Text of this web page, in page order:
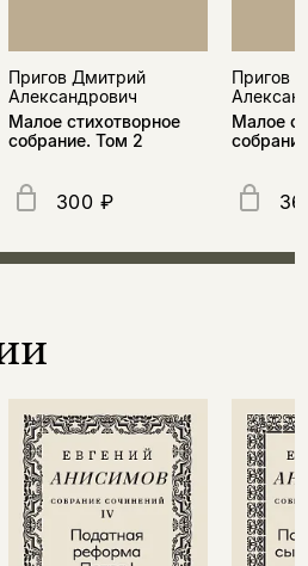
Пригов Дмитрий
Александрович
Малое стихотворное
собрание. Том 2
300 ₽
Пригов
Малое